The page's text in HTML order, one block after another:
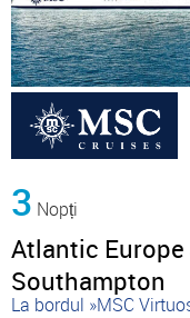
3 Nopți
Atlantic
Southampton
La bordul »MSC